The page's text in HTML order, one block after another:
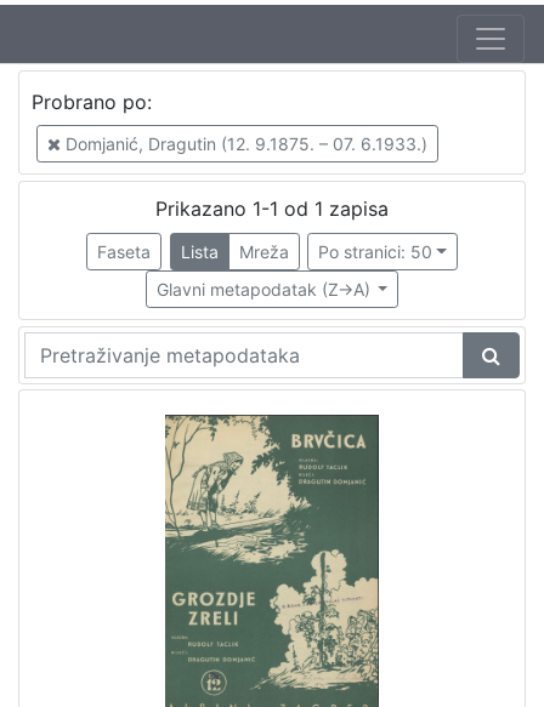
Jezik
hrvatski
Notni zapisi
Probrano po:
Domjanić, Dragutin (12. 9.1875. – 07. 6.1933.)
Prikazano 1-1 od 1 zapisa
Faseta Lista Mreža
Po stranici: 50
Glavni metapodatak (Z->A)